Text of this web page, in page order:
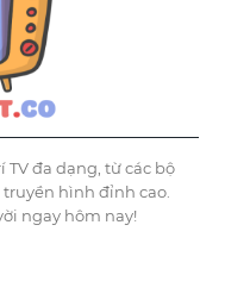
đa dạng, từ các bộ
hình đỉnh cao.
ngay hôm nay!